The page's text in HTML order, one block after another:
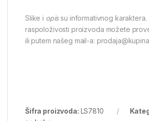
Slike i opissu informativnog karaktera.
raspoloživosti proizvoda možete
ili putem našeg mail-a:
Šifra proizvoda: LS7810